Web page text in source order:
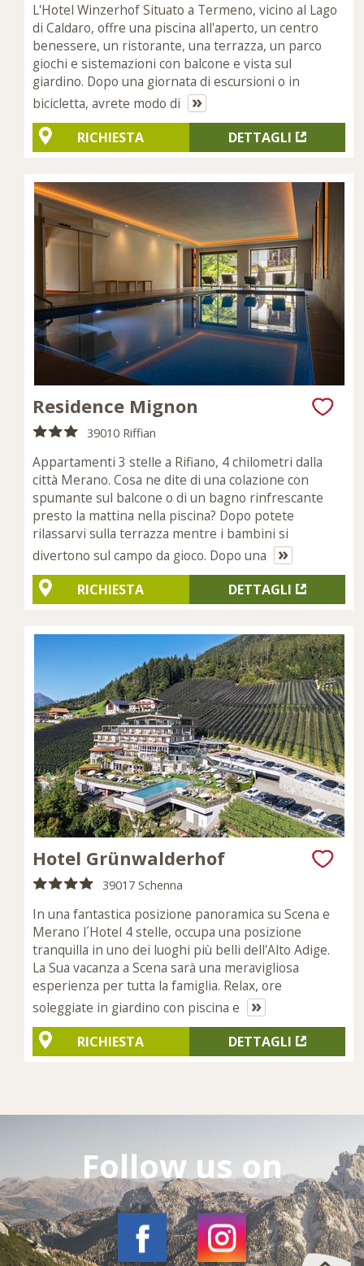
L'Hotel Winzerhof Situato a Termeno, vicino al Lago
di Caldaro, offre una piscina all'aperto, un centro
benessere, un ristorante, una terrazza, un parco
giochi e sistemazioni con balcone e vista sul
giardino. Dopo una giornata di escursioni o in
bicicletta, avrete modo di
»
DETTAGLI
RICHIESTA
Residence Mignon
39010 Riffian
Appartamenti 3 stelle a Rifiano, 4 chilometri dalla
città Merano. Cosa ne dite di una colazione con
spumante sul balcone o di un bagno rinfrescante
presto la mattina nella piscina? Dopo potete
rilassarvi sulla terrazza mentre i bambini si
divertono sul campo da gioco. Dopo una
»
DETTAGLI
RICHIESTA
Hotel Grünwalderhof
39017 Schenna
In una fantastica posizione panoramica su Scena e
Merano l´Hotel 4 stelle, occupa una posizione
tranquilla in uno dei luoghi più belli dell'Alto Adige.
La Sua vacanza a Scena sarà una meravigliosa
esperienza per tutta la famiglia. Relax, ore
soleggiate in giardino con piscina e
»
DETTAGLI
RICHIESTA
Follow us on